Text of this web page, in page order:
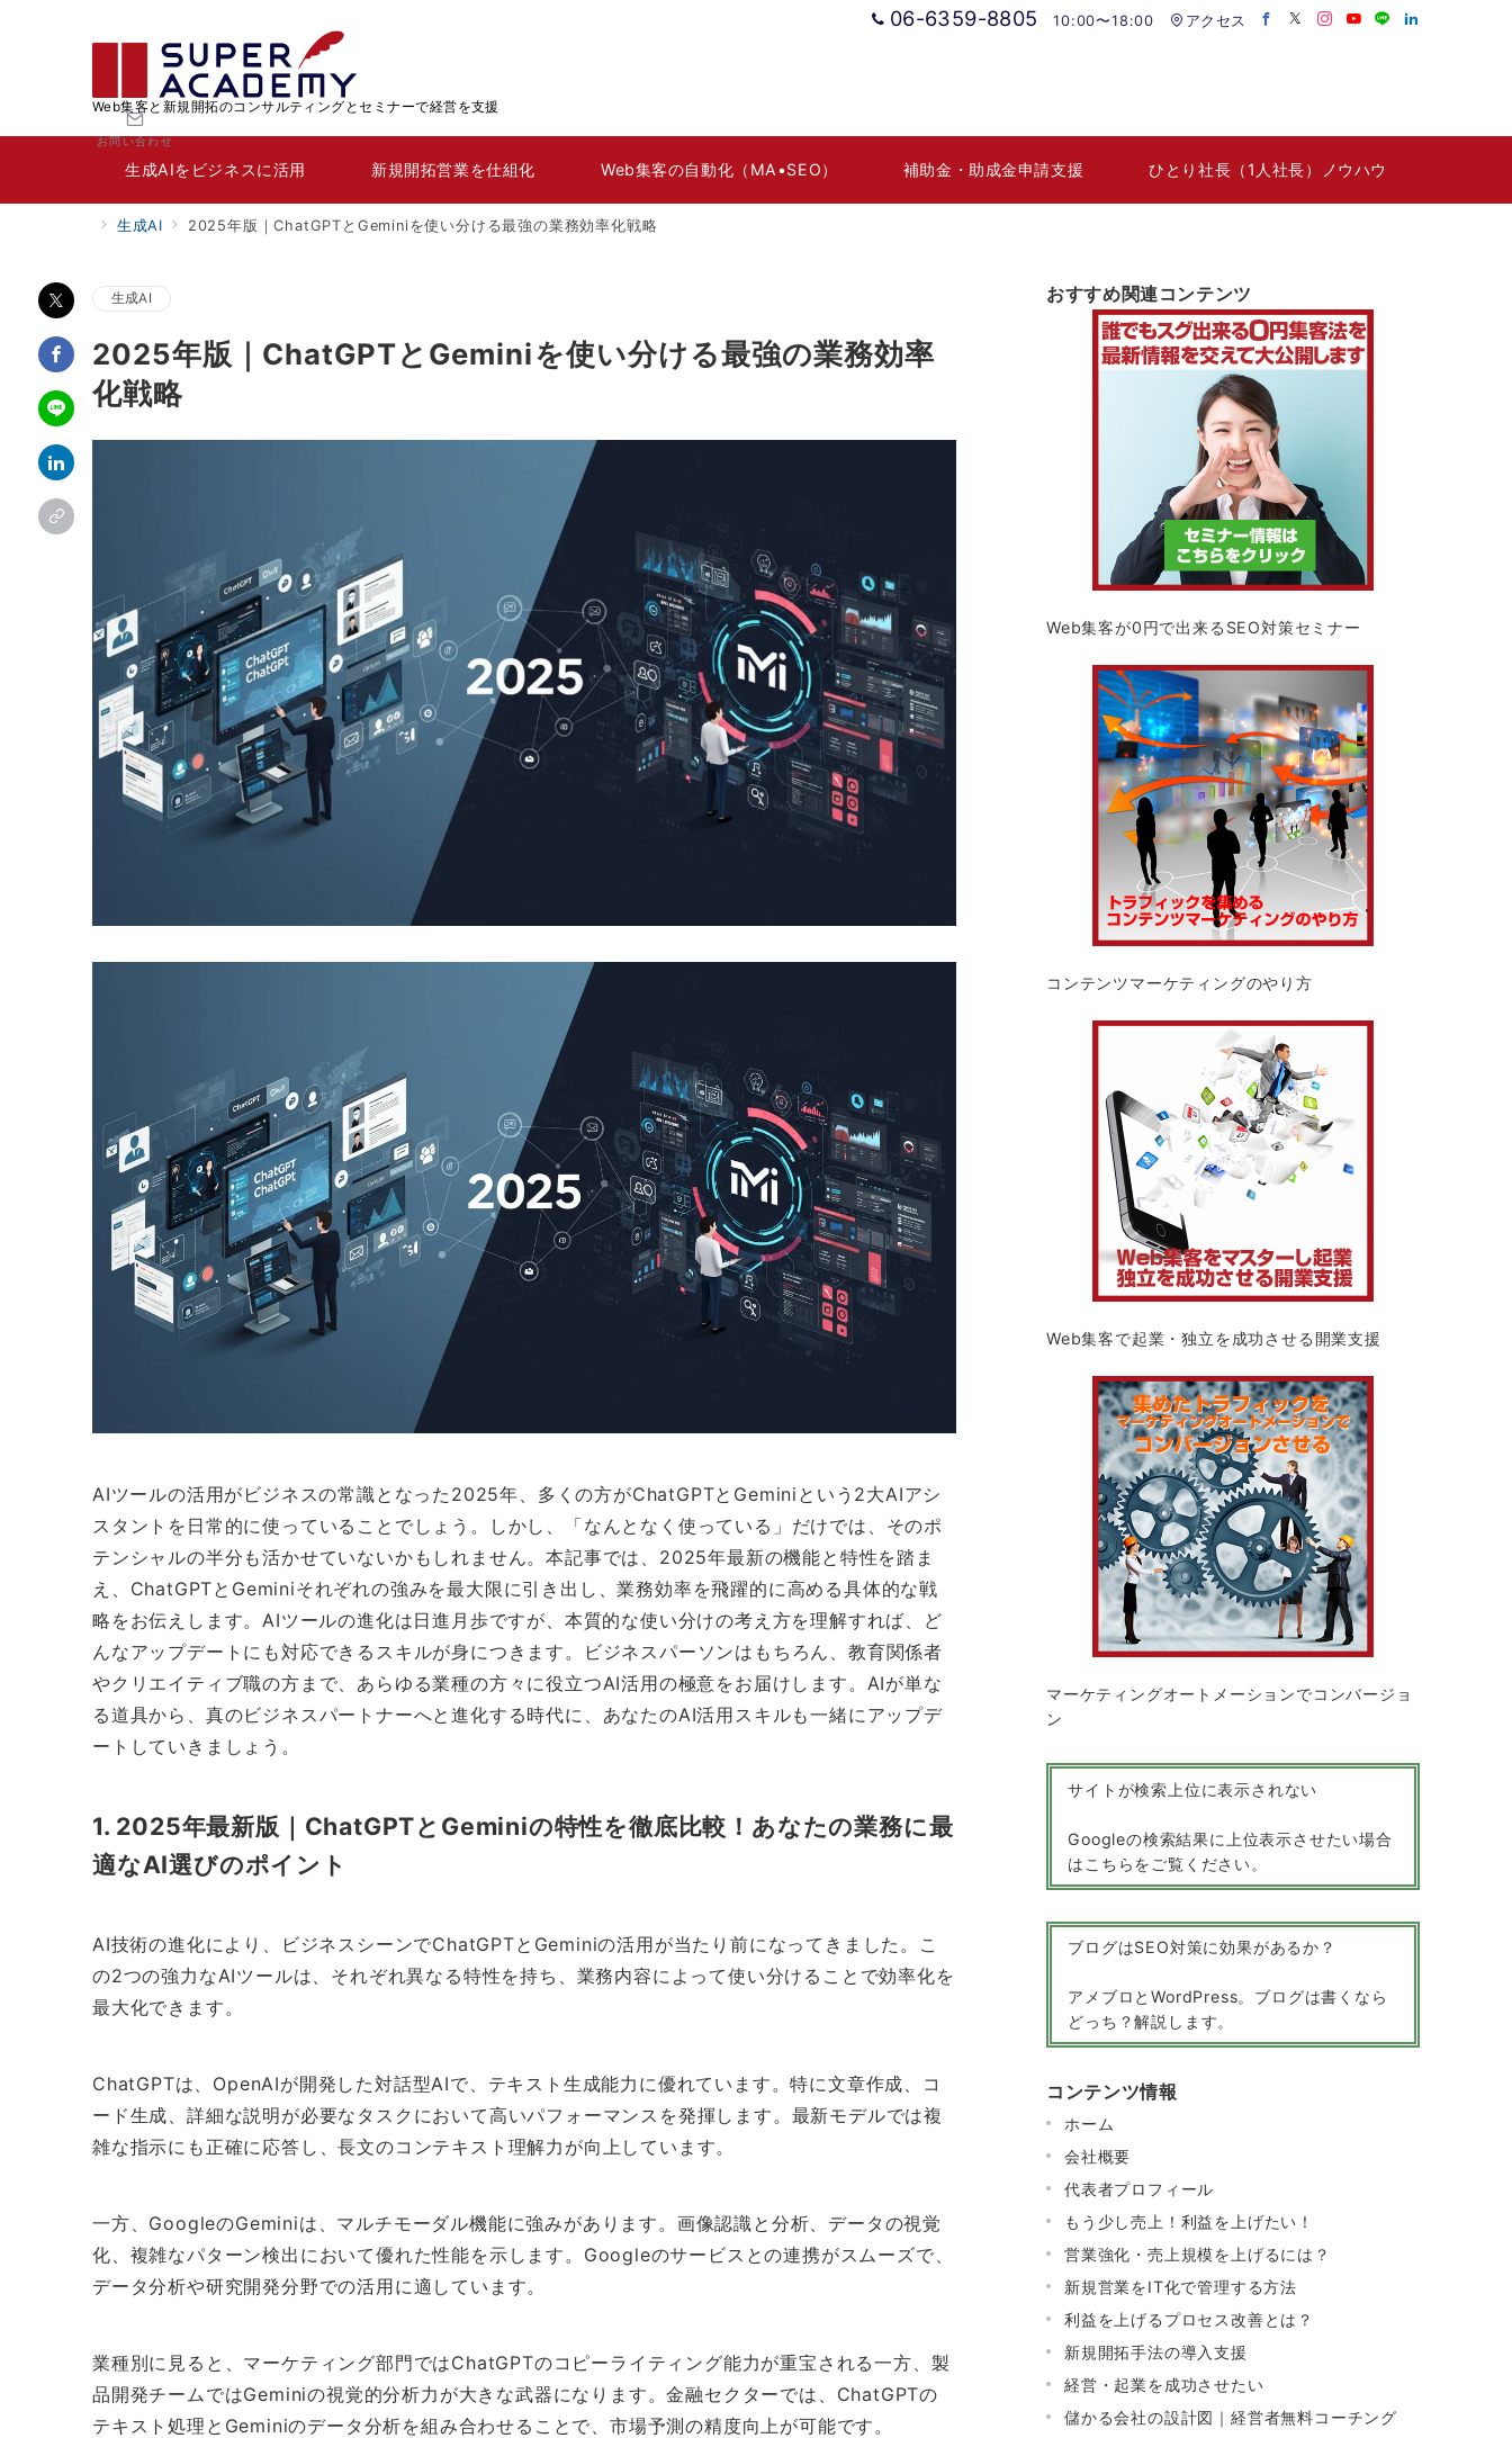
06-6359-8805 10:00〜18:00 アクセス
Web集客と新規開拓のコンサルティングとセミナーで経営を支援
お問い合わせ
生成AIをビジネスに活用 新規開拓営業を仕組化 Web集客の自動化（MA•SEO） 補助金・助成金申請支援 ひとり社長（1人社長）ノウハウ
生成AI 2025年版｜ChatGPTとGeminiを使い分ける最強の業務効率化戦略
生成AI
2025年版｜ChatGPTとGeminiを使い分ける最強の業務効率
化戦略
AIツールの活用がビジネスの常識となった2025年、多くの方がChatGPTとGeminiという2大AIアシ
スタントを日常的に使っていることでしょう。しかし、「なんとなく使っている」だけでは、そのポ
テンシャルの半分も活かせていないかもしれません。本記事では、2025年最新の機能と特性を踏ま
え、ChatGPTとGeminiそれぞれの強みを最大限に引き出し、業務効率を飛躍的に高める具体的な戦
略をお伝えします。AIツールの進化は日進月歩ですが、本質的な使い分けの考え方を理解すれば、ど
んなアップデートにも対応できるスキルが身につきます。ビジネスパーソンはもちろん、教育関係者
やクリエイティブ職の方まで、あらゆる業種の方々に役立つAI活用の極意をお届けします。AIが単な
る道具から、真のビジネスパートナーへと進化する時代に、あなたのAI活用スキルも一緒にアップデ
ートしていきましょう。
1. 2025年最新版｜ChatGPTとGeminiの特性を徹底比較！あなたの業務に最
適なAI選びのポイント
AI技術の進化により、ビジネスシーンでChatGPTとGeminiの活用が当たり前になってきました。こ
の2つの強力なAIツールは、それぞれ異なる特性を持ち、業務内容によって使い分けることで効率化を
最大化できます。
ChatGPTは、OpenAIが開発した対話型AIで、テキスト生成能力に優れています。特に文章作成、コ
ード生成、詳細な説明が必要なタスクにおいて高いパフォーマンスを発揮します。最新モデルでは複
雑な指示にも正確に応答し、長文のコンテキスト理解力が向上しています。
一方、GoogleのGeminiは、マルチモーダル機能に強みがあります。画像認識と分析、データの視覚
化、複雑なパターン検出において優れた性能を示します。Googleのサービスとの連携がスムーズで、
データ分析や研究開発分野での活用に適しています。
業種別に見ると、マーケティング部門ではChatGPTのコピーライティング能力が重宝される一方、製
品開発チームではGeminiの視覚的分析力が大きな武器になります。金融セクターでは、ChatGPTの
テキスト処理とGeminiのデータ分析を組み合わせることで、市場予測の精度向上が可能です。
おすすめ関連コンテンツ
Web集客が0円で出来るSEO対策セミナー
コンテンツマーケティングのやり方
Web集客で起業・独立を成功させる開業支援
マーケティングオートメーションでコンバージョ
ン
サイトが検索上位に表示されない
Googleの検索結果に上位表示させたい場合
はこちらをご覧ください。
ブログはSEO対策に効果があるか？
アメブロとWordPress。ブログは書くなら
どっち？解説します。
コンテンツ情報
ホーム
会社概要
代表者プロフィール
もう少し売上！利益を上げたい！
営業強化・売上規模を上げるには？
新規営業をIT化で管理する方法
利益を上げるプロセス改善とは？
新規開拓手法の導入支援
経営・起業を成功させたい
儲かる会社の設計図｜経営者無料コーチング